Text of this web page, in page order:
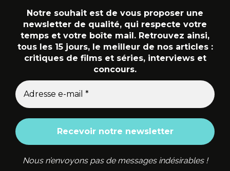
Notre souhait est de vous proposer une
newsletter de qualité, qui respecte votre
temps et votre boîte mail. Retrouvez ainsi,
tous les 15 jours, le meilleur de nos articles :
critiques de films et séries, interviews et
concours.
Nous n’envoyons pas de messages indésirables !